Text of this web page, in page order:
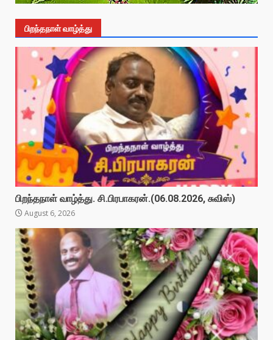
பிறந்தநாள் வாழ்த்து
பிறந்தநாள் வாழ்த்து. சி.பிரபாகரன்.(06.08.2026, சுவிஸ்)
August 6, 2026